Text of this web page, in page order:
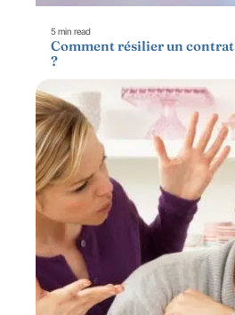
5 min read
Comment résilier un contrat
?